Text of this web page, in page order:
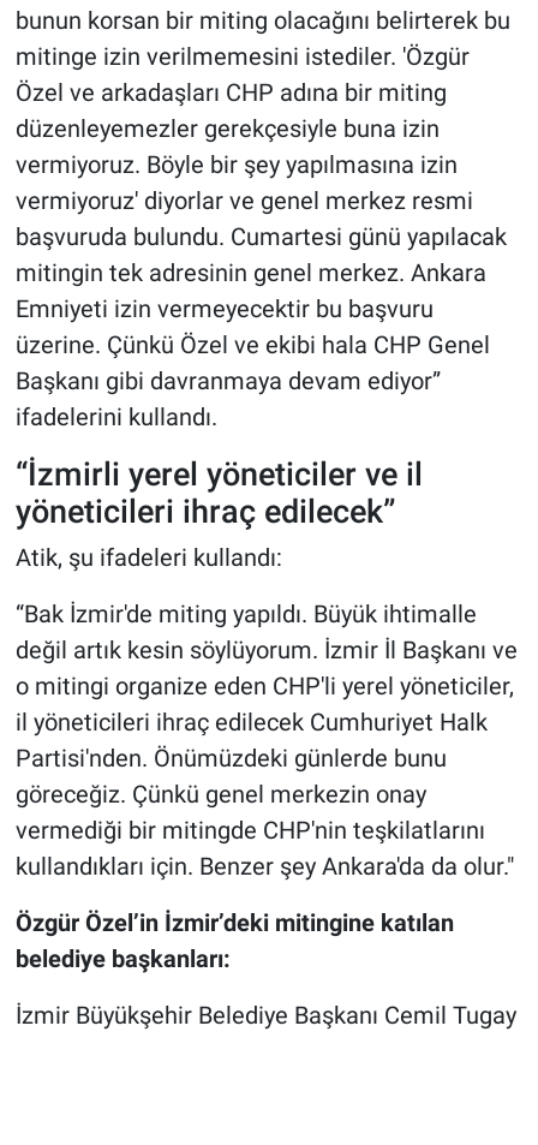
bunun korsan bir miting olacağını belirterek bu
mitinge izin verilmemesini istediler. 'Özgür
Özel ve arkadaşları CHP adına bir miting
düzenleyemezler gerekçesiyle buna izin
vermiyoruz. Böyle bir şey yapılmasına izin
vermiyoruz' diyorlar ve genel merkez resmi
başvuruda bulundu. Cumartesi günü yapılacak
mitingin tek adresinin genel merkez. Ankara
Emniyeti izin vermeyecektir bu başvuru
üzerine. Çünkü Özel ve ekibi hala CHP Genel
Başkanı gibi davranmaya devam ediyor”
ifadelerini kullandı.
“İzmirli yerel yöneticiler ve il
yöneticileri ihraç edilecek”
Atik, şu ifadeleri kullandı:
“Bak İzmir'de miting yapıldı. Büyük ihtimalle
değil artık kesin söylüyorum. İzmir İl Başkanı ve
o mitingi organize eden CHP'li yerel yöneticiler,
il yöneticileri ihraç edilecek Cumhuriyet Halk
Partisi'nden. Önümüzdeki günlerde bunu
göreceğiz. Çünkü genel merkezin onay
vermediği bir mitingde CHP'nin teşkilatlarını
kullandıkları için. Benzer şey Ankara'da da olur."
Özgür Özel’in İzmir’deki mitingine katılan
belediye başkanları:
İzmir Büyükşehir Belediye Başkanı Cemil Tugay